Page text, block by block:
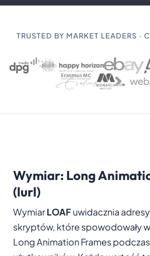
TRUSTED BY MARKET LEADERS ·
Wymiar: Long
(lurl)
WymiarLOAFuwidacznia adresy
skryptów, które spowodowały
Long Animation Frames